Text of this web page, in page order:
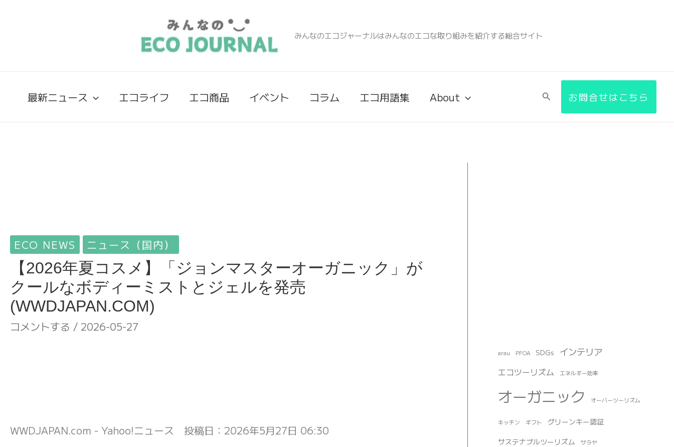
みんなのエコジャーナルはみんなのエコな取り組みを紹介する総合サイト
最新ニュース エコライフ エコ商品 イベント コラム エコ用語集 About
検
お問合せはこちら
ECO NEWS ニュース（国内）
【2026年夏コスメ】「ジョンマスターオーガニック」が
クールなボディーミストとジェルを発売
(WWDJAPAN.COM)
コメントする / 2026-05-27
WWDJAPAN.com - Yahoo!ニュース 投稿日： 2026年5月27日 06:30
arau PFOA SDGs インテリア
エコツーリズム エネルギー効率
オーガニック オーバーツーリズム
キッチン ギフト
グリーンキー認証
サステナブルツーリズム
サラヤ
索